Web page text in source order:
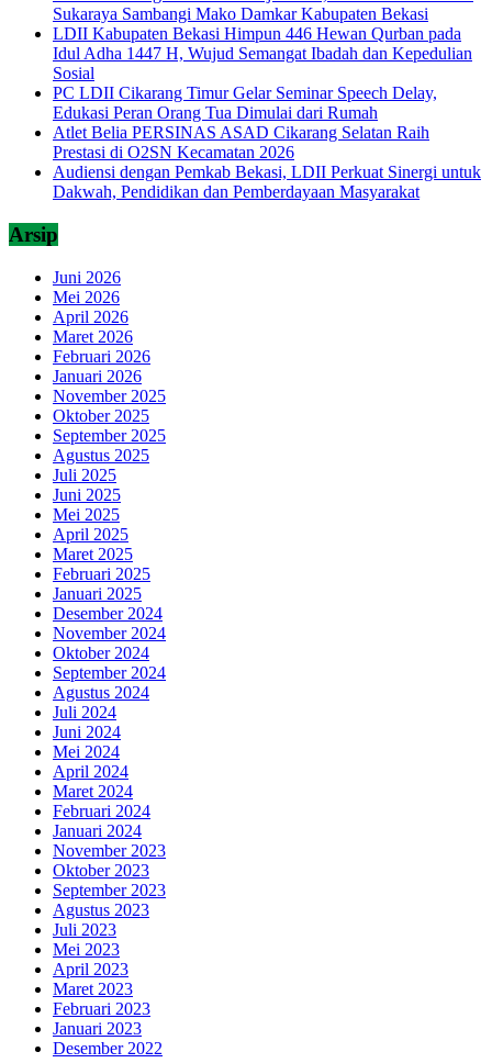
Sukaraya Sambangi Mako Damkar Kabupaten Bekasi
LDII Kabupaten Bekasi Himpun 446 Hewan Qurban pada
Idul Adha 1447 H, Wujud Semangat Ibadah dan Kepedulian
Sosial
PC LDII Cikarang Timur Gelar Seminar Speech Delay,
Edukasi Peran Orang Tua Dimulai dari Rumah
Atlet Belia PERSINAS ASAD Cikarang Selatan Raih
Prestasi di O2SN Kecamatan 2026
Audiensi dengan Pemkab Bekasi, LDII Perkuat Sinergi untuk
Dakwah, Pendidikan dan Pemberdayaan Masyarakat
Arsip
Juni 2026
Mei 2026
April 2026
Maret 2026
Februari 2026
Januari 2026
November 2025
Oktober 2025
September 2025
Agustus 2025
Juli 2025
Juni 2025
Mei 2025
April 2025
Maret 2025
Februari 2025
Januari 2025
Desember 2024
November 2024
Oktober 2024
September 2024
Agustus 2024
Juli 2024
Juni 2024
Mei 2024
April 2024
Maret 2024
Februari 2024
Januari 2024
November 2023
Oktober 2023
September 2023
Agustus 2023
Juli 2023
Mei 2023
April 2023
Maret 2023
Februari 2023
Januari 2023
Desember 2022